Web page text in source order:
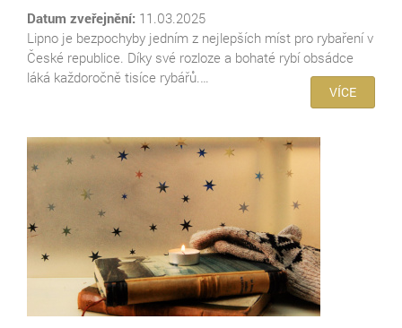
Datum zveřejnění: 11.03.2025
Lipno je bezpochyby jedním z nejlepších míst pro rybaření v
České republice. Díky své rozloze a bohaté rybí obsádce
láká každoročně tisíce rybářů.…
VÍCE